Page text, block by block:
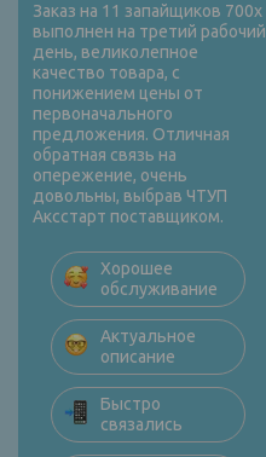
Заказ на 11 запайщиков 700х
выполнен на третий рабочий
день, великолепное
качество товара, с
понижением цены от
первоначального
предложения. Отличная
обратная связь на
опережение, очень
довольны, выбрав ЧТУП
Аксстарт поставщиком.
Хорошее
обслуживание
Актуальное
описание
Быстро
связались